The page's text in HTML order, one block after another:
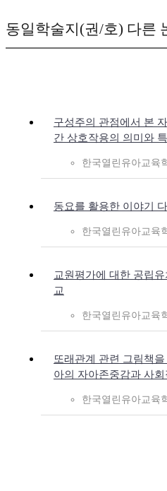
동일학술지(권/호) 다른
구성주의 관점에서 본
간 상호작용의 의미와
한국열린유아교육
동요를 활용한 이야기
한국열린유아교육
교원평가에 대한 공립
교
한국열린유아교육
또래관계 관련 그림책
아의 자아존중감과 사
한국열린유아교육